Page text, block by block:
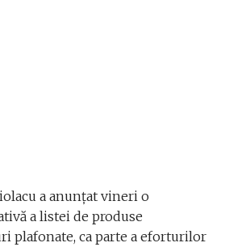
a anunțat vineri o
a listei de produse
plafonate, ca parte a eforturilor